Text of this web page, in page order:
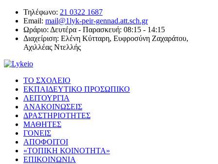
Τηλέφωνο: 21 0322 1687
Email: mail@1lyk-peir-gennad.att.sch.gr
Ωράριο: Δευτέρα - Παρασκευή: 08:15 - 14:15
Διαχείριση: Ελένη Κύτταρη, Ευφροσύνη Ζαχαράτου,
Αχιλλέας Ντελλής
ΤΟ ΣΧΟΛΕΙΟ
ΕΚΠΑΙΔΕΥΤΙΚΟ ΠΡΟΣΩΠΙΚΟ
ΛΕΙΤΟΥΡΓΙΑ
ΑΝΑΚΟΙΝΩΣΕΙΣ
ΔΡΑΣΤΗΡΙΟΤΗΤΕΣ
ΜΑΘΗΤΕΣ
ΓΟΝΕΙΣ
ΑΠΟΦΟΙΤΟΙ
«ΤΟΠΙΚΗ ΚΟΙΝΟΤΗΤΑ»
ΕΠΙΚΟΙΝΩΝΙΑ